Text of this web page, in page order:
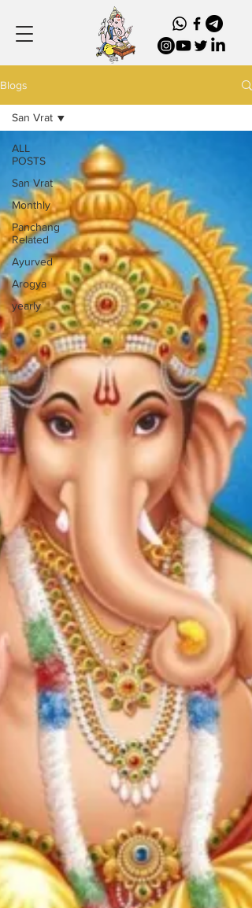
Blogs
ALL
POSTS
San Vrat
Monthly
Panchang
Related
Ayurved
Arogya
yearly
San Vrat